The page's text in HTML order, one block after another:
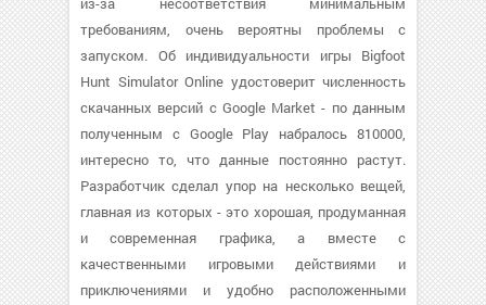
требованиям, очень вероятны проблемы с
запуском. Об индивидуальности игры Bigfoot
Hunt Simulator Online удостоверит численность
скачанных версий с Google Market - по данным
полученным с Google Play набралось 810000,
интересно то, что данные постоянно растут.
Разработчик сделал упор на несколько вещей,
главная из которых - это хорошая, продуманная
и современная графика, а вместе с
качественными игровыми действиями и
приключениями и удобно расположенными